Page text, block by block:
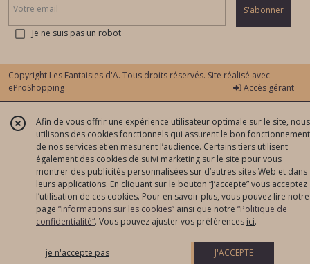
S'abonner
Je ne suis pas un robot
Copyright Les Fantaisies d'A. Tous droits réservés. Site réalisé avec
eProShopping
Accès gérant
Afin de vous offrir une expérience utilisateur optimale sur le site, nous
utilisons des cookies fonctionnels qui assurent le bon fonctionnement
de nos services et en mesurent l’audience. Certains tiers utilisent
également des cookies de suivi marketing sur le site pour vous
montrer des publicités personnalisées sur d’autres sites Web et dans
leurs applications. En cliquant sur le bouton “J’accepte” vous acceptez
l’utilisation de ces cookies. Pour en savoir plus, vous pouvez lire notre
page “Informations sur les cookies” ainsi que notre “Politique de
confidentialité“. Vous pouvez ajuster vos préférences ici.
je n'accepte pas J'ACCEPTE